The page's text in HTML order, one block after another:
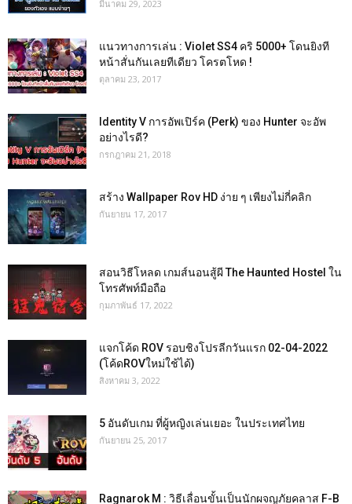
มีนาคม 29, 2023
แนวทางการเล่น : Violet SS4 คริ 5000+ โดนยิงที
หน้าสั่นกันเลยทีเดียว โครตโหด !
ตุลาคม 23, 2017
Identity V การอัพเปิร์ค (Perk) ของ Hunter จะอัพ
อย่างไรดี?
กรกฎาคม 21, 2018
สร้าง Wallpaper Rov HD ง่าย ๆ เพียงไม่กี่คลิก
กันยายน 17, 2017
สอนวิธีโหลด เกมส์นอนสู้ผี The Haunted Hostel ใน
โทรศัพท์มือถือ
กุมภาพันธ์ 17, 2022
แจกโค้ด ROV รอบชิงโปรลีกวันแรก 02-04-2022
(โค้ดROVใหม่ใช้ได้)
สิงหาคม 3, 2022
5 อันดับเกม ที่ผู้หญิงเล่นเยอะ ในประเทศไทย
กันยายน 25, 2017
Ragnarok M : วิธีเลื่อนขั้นเป็นนักผจญภัยคลาส F-B